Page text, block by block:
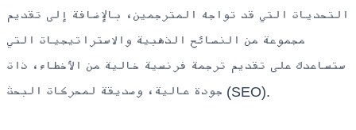
التحديات التي قد تواجه المترجمين، بالإضافة إلى تقديم
مجموعة من النصائح الذهبية والاستراتيجيات التي
ستساعدك على تقديم ترجمة فرنسية خالية من الأخطاء، ذات
جودة عالية، وصديقة لمحركات البحث (SEO).